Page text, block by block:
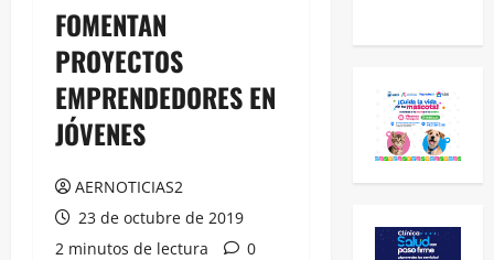
FOMENTAN
PROYECTOS
EMPRENDEDORES EN
JÓVENES
AERNOTICIAS2
23 de octubre de 2019
2 minutos de lectura
0